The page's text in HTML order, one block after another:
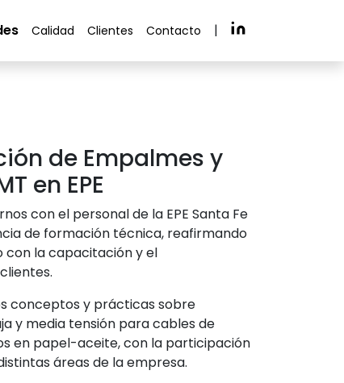
Calidad Clientes Contacto |
de Empalmes y
en EPE
con el personal de la EPE Santa Fe
de formación técnica, reafirmando
la capacitación y el
conceptos y prácticas sobre
y media tensión para cables de
en papel-aceite, con la participación
áreas de la empresa.